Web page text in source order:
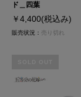
ド＿四葉
￥4,400(税込み)
販売状況： 売り切れ